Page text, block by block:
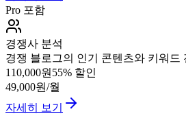
Pro 포함
경쟁사 분석
경쟁 블로그의 인기 콘텐츠와 키워드
110,000원 55% 할인
49,000원/월
자세히 보기